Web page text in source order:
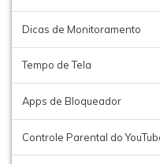
Dicas de Monitoramento
Tempo de Tela
Apps de Bloqueador
Controle Parental do